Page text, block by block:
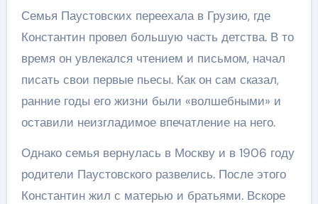
Семья Паустовских переехала в Грузию, где
Константин провел большую часть детства. В то
время он увлекался чтением и письмом, начал
писать свои первые пьесы. Как он сам сказал,
ранние годы его жизни были «волшебными» и
оставили неизгладимое впечатление на него.
Однако семья вернулась в Москву и в 1906 году
родители Паустовского развелись. После этого
Константин жил с матерью и братьями. Вскоре